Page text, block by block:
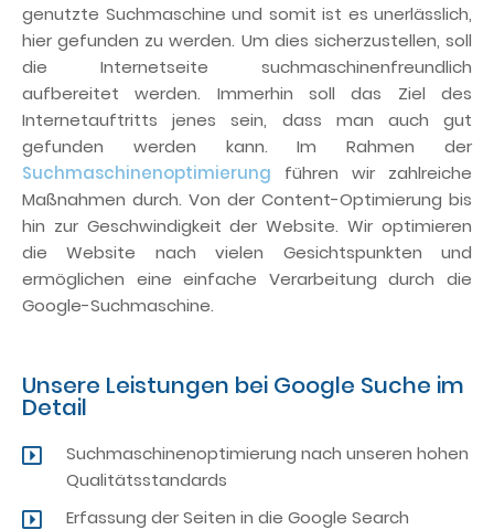
genutzte Suchmaschine und somit ist es unerlässlich,
hier gefunden zu werden. Um dies sicherzustellen, soll
die Internetseite suchmaschinenfreundlich
aufbereitet werden. Immerhin soll das Ziel des
Internetauftritts jenes sein, dass man auch gut
gefunden werden kann. Im Rahmen der
Suchmaschinenoptimierung führen wir zahlreiche
Maßnahmen durch. Von der Content-Optimierung bis
hin zur Geschwindigkeit der Website. Wir optimieren
die Website nach vielen Gesichtspunkten und
ermöglichen eine einfache Verarbeitung durch die
Google-Suchmaschine.
Unsere Leistungen bei Google Suche im
Detail
Suchmaschinenoptimierung nach unseren hohen
Qualitätsstandards
Erfassung der Seiten in die Google Search